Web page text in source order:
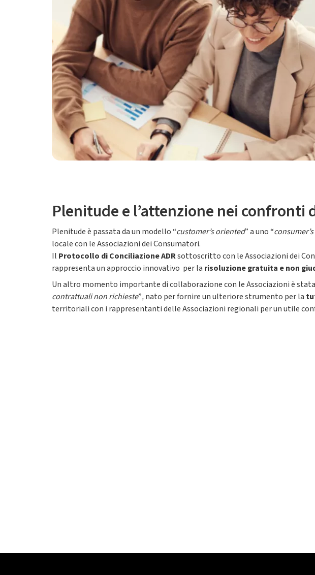
Plenitude e l’attenzione nei confronti
Plenitude è passata da un modello “customer’s oriented” a uno “
locale con le Associazioni dei Consumatori.
Il Protocollo di Conciliazione ADRsottoscritto con le Associazioni dei
rappresenta un approccio innovativo per la risoluzione gratuita e non
Un altro momento importante di collaborazione con le Associazioni è
contrattuali non richieste”,nato per fornire un ulteriore strumento per la
territoriali con i rappresentanti delle Associazioni regionali per un utile